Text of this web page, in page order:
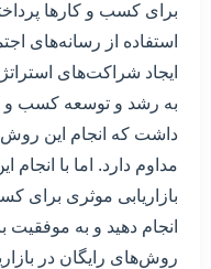
استفاده از رسانه‌های
ایجاد شراکت‌های
به رشد و توسعه کسب و
داشت که انجام این
مداوم دارد. اما با
بازاریابی موثری برای
انجام دهید و به موفقیت
روش‌های رایگان در